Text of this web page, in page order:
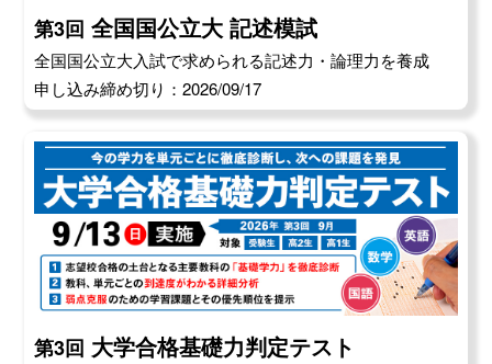
第3回 全国国公立大 記述模試
全国国公立大入試で求められる記述力・論理力を養成
申し込み締め切り：2026/09/17
第3回 大学合格基礎力判定テスト